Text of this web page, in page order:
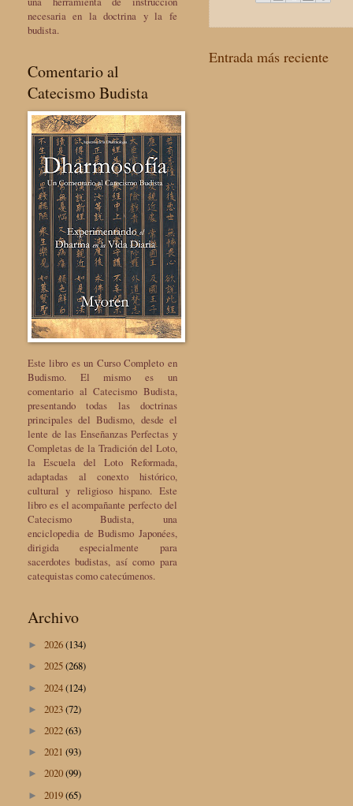
Entrada más reciente
necesaria en la doctrina y la fe
budista.
Comentario al
Catecismo Budista
Este libro es un Curso Completo en
Budismo. El mismo es un
comentario al Catecismo Budista,
presentando todas las doctrinas
principales del Budismo, desde el
lente de las Enseñanzas Perfectas y
Completas de la Tradición del Loto,
la Escuela del Loto Reformada,
adaptadas al conexto histórico,
cultural y religioso hispano. Este
libro es el acompañante perfecto del
Catecismo Budista, una
enciclopedia de Budismo Japonées,
dirigida especialmente para
sacerdotes budistas, así como para
catequistas como catecúmenos.
Archivo
► 2026(134)
► 2025(268)
► 2024(124)
► 2023(72)
► 2022(63)
► 2021 (93)
► 2020(99)
► 2019(65)